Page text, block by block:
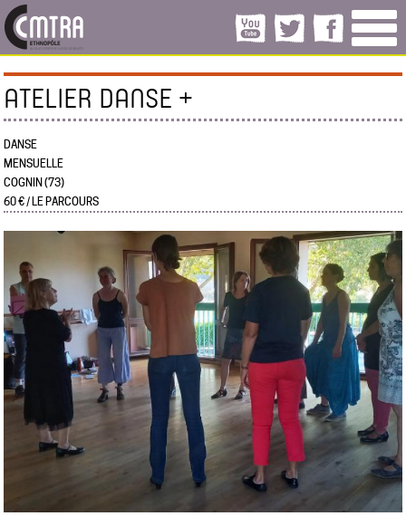
ATELIER DANSE +
DANSE
MENSUELLE
COGNIN (73)
60 € / LE PARCOURS